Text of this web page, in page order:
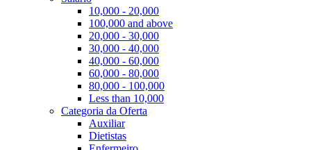
10,000 - 20,000
100,000 and above
20,000 - 30,000
30,000 - 40,000
40,000 - 60,000
60,000 - 80,000
80,000 - 100,000
Less than 10,000
Categoria da Oferta
Auxiliar
Dietistas